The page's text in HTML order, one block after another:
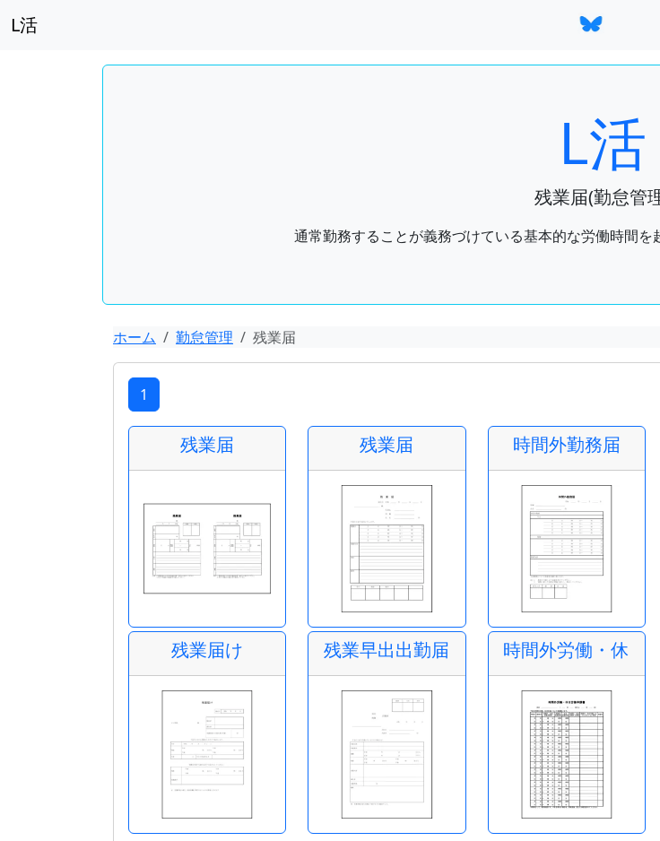
L活
L活
残業届(勤怠管
通常勤務することが義務づけている基本的な労働時間
ホーム 勤怠管理 残業届
1
残業届 残業届 時間外勤務届
残業届け 残業早出出勤届 時間外労働・休日